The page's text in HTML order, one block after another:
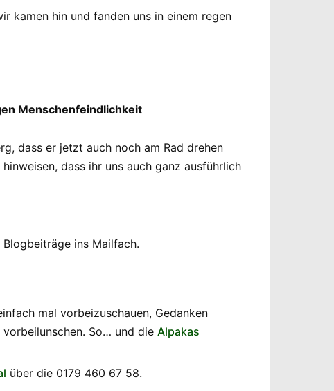
kamen hin und fanden uns in einem regen
Menschenfeindlichkeit
dass er jetzt auch noch am Rad drehen
dass ihr uns auch ganz ausführlich
ins Mailfach.
mal vorbeizuschauen, Gedanken
vorbeilunschen. So… und die Alpakas
über die 0179 460 67 58.